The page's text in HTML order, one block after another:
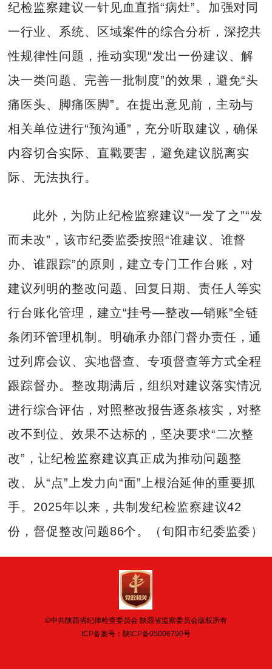
纪检监察建议一针见血直指“病灶”。加强对同
一行业、系统、区域案件的综合分析，深挖共
性规律性问题，推动实现“发出一份建议、解
决一类问题、完善一批制度”的效果，避免“头
痛医头、脚痛医脚”。在提出意见前，主动与
相关单位进行“预沟通”，充分听取建议，确保
内容切合实际、直戳要害，避免建议脱离实
际、无法执行。
此外，为防止纪检监察建议“一发了之”“发
而未改”，该市纪委监委按照“谁建议、谁督
办、谁跟踪”的原则，建立专门工作台账，对
建议列明的整改问题、回复日期、责任人等实
行台账化管理，建立“挂号—整改—销账”全链
条闭环管理机制。明确承办部门督办责任，通
过列席会议、实地督查、专项督查等方式全程
跟踪督办。整改期满后，组织对建议落实情况
进行综合评估，对照整改报告逐条核实，对整
改不到位、效果不达标的，坚决要求“二次整
改”，让纪检监察建议真正成为推动问题整
改、从“点”上发力向“面”上根治延伸的重要抓
手。2025年以来，共制发纪检监察建议42
份，督促整改问题86个。（旬阳市纪委监委）
©中共陕西省纪律检查委员会 陕西省监察委员会版权所有
ICP备案号： 陕ICP备05006790号